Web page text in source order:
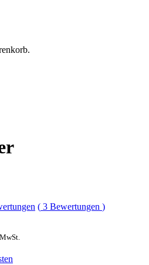
( 3 Bewertungen )